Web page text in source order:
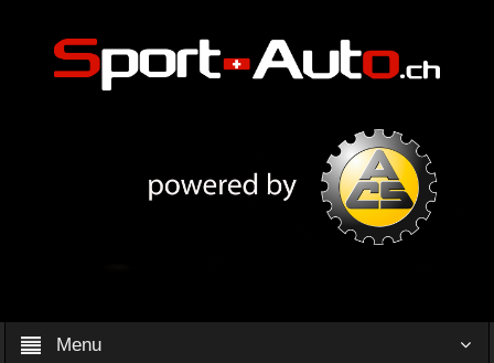
Menu